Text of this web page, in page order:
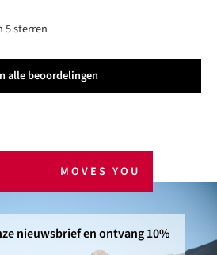
5 sterren
alle beoordelingen
MOVES YOU
nieuwsbrief en ontvang 10%